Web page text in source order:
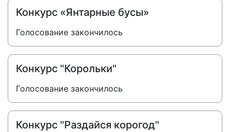
Конкурс «Янтарные бусы»
Голосование закончилось
Конкурс "Корольки"
Голосование закончилось
Конкурс "Раздайся корогод"